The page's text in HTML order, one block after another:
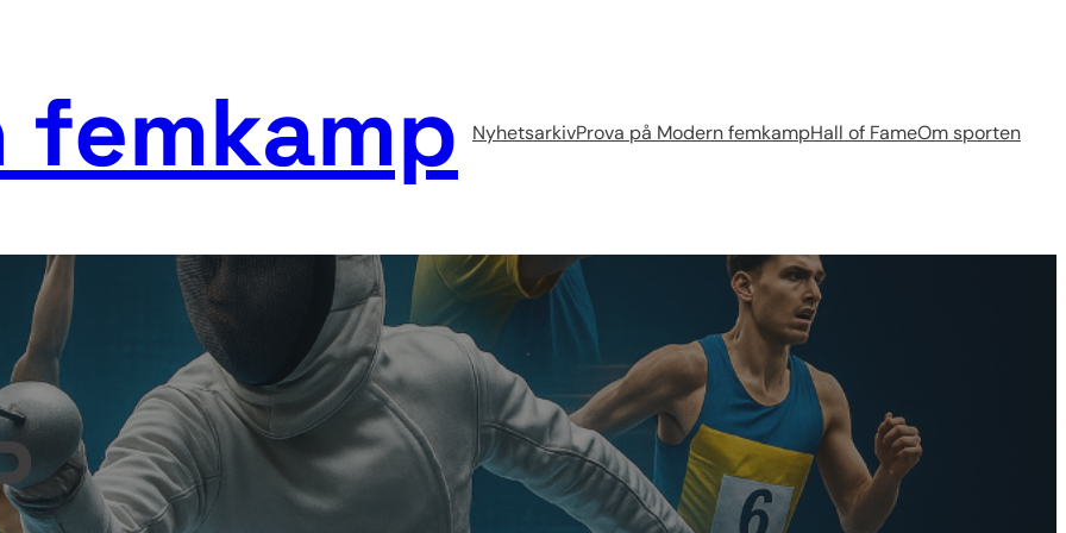
femkamp NyhetsarkivProva på Modern femkampHall of FameOm sporten